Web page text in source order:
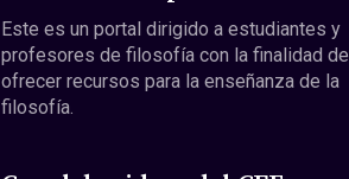
Este es un portal dirigido a estudiantes y
profesores de filosofía con la finalidad de
ofrecer recursos para la enseñanza de la
filosofía.